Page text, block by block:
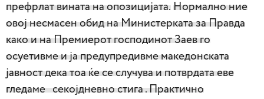
префрлат вината на опозицијата. Нормално ние
овој несмасен обид на Министерката за Правда
како и на Премиерот господинот Заев го
осуетивме и ја предупредивме македонската
јавност дека тоа ќе се случува и потврдата еве
гледаме секојдневно стига . Практично